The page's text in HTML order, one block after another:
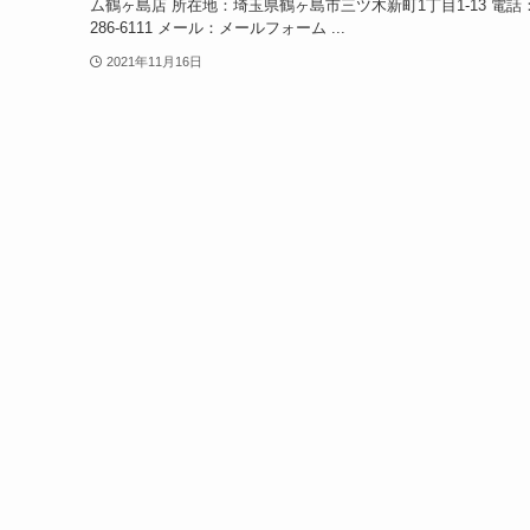
ム鶴ヶ島店 所在地：埼玉県鶴ヶ島市三ツ木新町1丁目1-13 電話
286-6111 メール：メールフォーム ...
2021年11月16日